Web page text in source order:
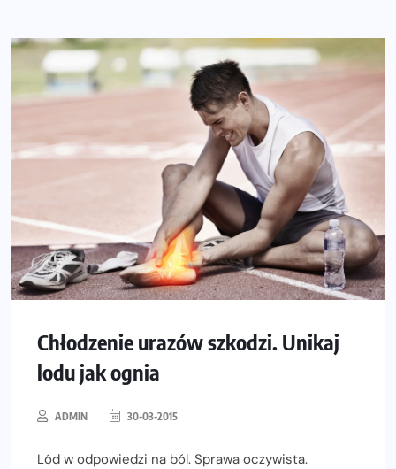
Chłodzenie urazów szkodzi. Unikaj
lodu jak ognia
ADMIN 30-03-2015
Lód w odpowiedzi na ból. Sprawa oczywista.